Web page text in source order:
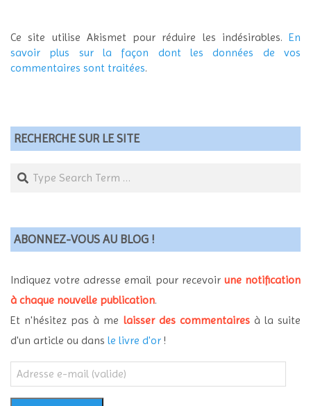
Ce site utilise Akismet pour réduire les indésirables. En
savoir plus sur la façon dont les données de vos
commentaires sont traitées.
RECHERCHE SUR LE SITE
Search
ABONNEZ-VOUS AU BLOG !
Indiquez votre adresse email pour recevoir une notification
à chaque nouvelle publication.
Et n'hésitez pas à me laisser des commentairesà la suite
d'un article ou dans le livre d'or !
Adresse
e-
mail